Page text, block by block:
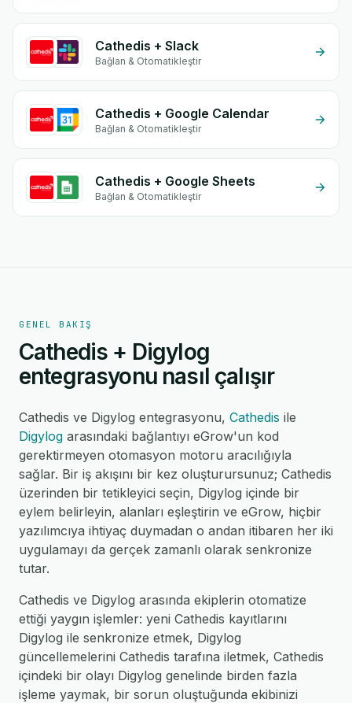
Cathedis + Slack
Bağlan & Otomatikleştir
Cathedis + Google Calendar
Bağlan & Otomatikleştir
Cathedis + Google Sheets
Bağlan & Otomatikleştir
GENEL BAKIŞ
Cathedis + Digylog
entegrasyonu nasıl çalışır
Cathedis ve Digylog entegrasyonu, Cathedis ile
Digylog arasındaki bağlantıyı eGrow'un kod
gerektirmeyen otomasyon motoru aracılığıyla
sağlar. Bir iş akışını bir kez oluşturursunuz; Cathedis
üzerinden bir tetikleyici seçin, Digylog içinde bir
eylem belirleyin, alanları eşleştirin ve eGrow, hiçbir
yazılımcıya ihtiyaç duymadan o andan itibaren her iki
uygulamayı da gerçek zamanlı olarak senkronize
tutar.
Cathedis ve Digylog arasında ekiplerin otomatize
ettiği yaygın işlemler: yeni Cathedis kayıtlarını
Digylog ile senkronize etmek, Digylog
güncellemelerini Cathedis tarafına iletmek, Cathedis
içindeki bir olayı Digylog genelinde birden fazla
işleme yaymak, bir sorun oluştuğunda ekibinizi